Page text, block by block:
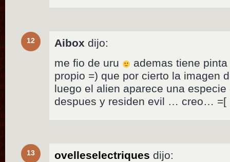
12 Aibox dijo:
me fio de uru
ademas tiene
propio =) que por cierto la imagen
luego el alien aparece una
despues y residen evil … creo… =[
13 ovelleselectriques dijo: